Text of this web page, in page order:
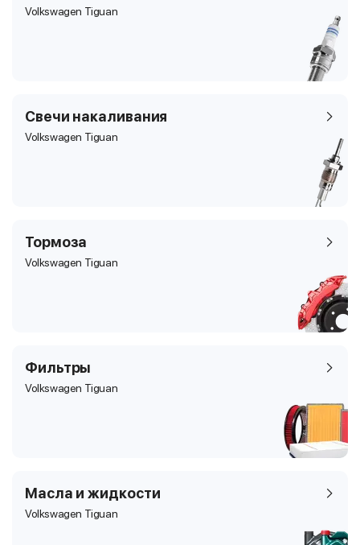
Volkswagen Tiguan
Свечи накаливания
Volkswagen Tiguan
Тормоза
Volkswagen Tiguan
Фильтры
Volkswagen Tiguan
Масла и жидкости
Volkswagen Tiguan